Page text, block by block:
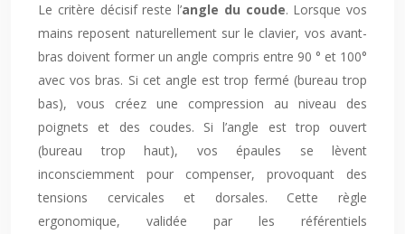
Le critère décisif reste l’angle du coude. Lorsque vos
mains reposent naturellement sur le clavier, vos avant-
bras doivent former un angle compris entre 90 ° et 100°
avec vos bras. Si cet angle est trop fermé (bureau trop
bas), vous créez une compression au niveau des
poignets et des coudes. Si l’angle est trop ouvert
(bureau trop haut), vos épaules se lèvent
inconsciemment pour compenser, provoquant des
tensions cervicales et dorsales. Cette règle
ergonomique, validée par les référentiels